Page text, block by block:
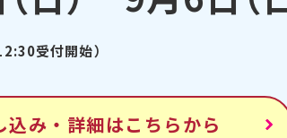
受付開始）
込み・詳細はこちらから